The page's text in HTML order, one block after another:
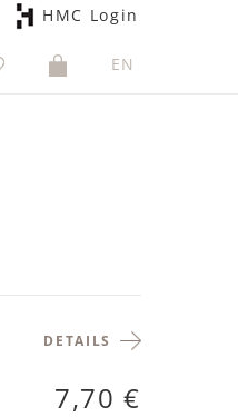
HMC Login
EN
DETAILS
7,70 €